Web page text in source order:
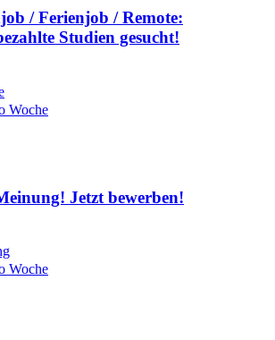
/ Ferienjob / Remote:
Studien gesucht!
Woche
Jetzt bewerben!
Woche